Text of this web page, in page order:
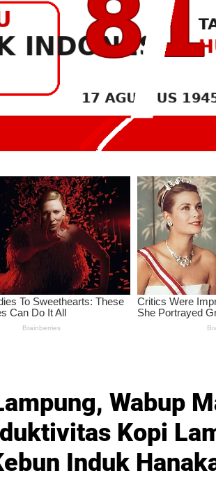
Wabup
Kopi
Induk